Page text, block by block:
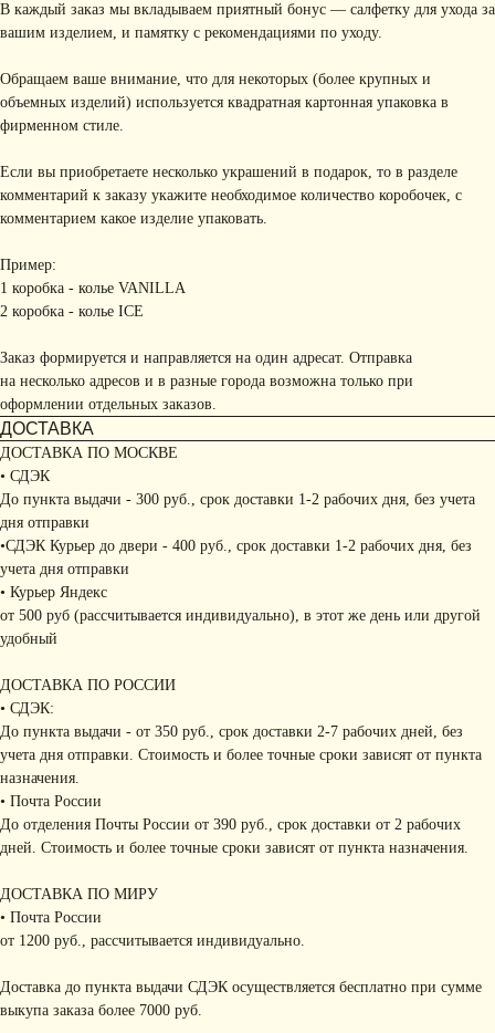
В каждый заказ мы вкладываем приятный бонус — салфетку для ухода за
вашим изделием, и памятку с рекомендациями по уходу.
Обращаем ваше внимание, что для некоторых (более крупных и
объемных изделий) используется квадратная картонная упаковка в
фирменном стиле.
Если вы приобретаете несколько украшений в подарок, то в разделе
комментарий к заказу укажите необходимое количество коробочек, с
комментарием какое изделие упаковать.
Пример:
1 коробка - колье VANILLA
2 коробка - колье ICE
Заказ формируется и направляется на один адресат. Отправка
на несколько адресов и в разные города возможна только при
оформлении отдельных заказов.
ДОСТАВКА
ДОСТАВКА ПО МОСКВЕ
• СДЭК
До пункта выдачи - 300 руб., срок доставки 1-2 рабочих дня, без учета
дня отправки
•СДЭК Курьер до двери - 400 руб., срок доставки 1-2 рабочих дня, без
учета дня отправки
• Курьер Яндекс
от 500 руб (рассчитывается индивидуально), в этот же день или другой
удобный
ДОСТАВКА ПО РОССИИ
• СДЭК:
До пункта выдачи - от 350 руб., срок доставки 2-7 рабочих дней, без
учета дня отправки. Стоимость и более точные сроки зависят от пункта
назначения.
• Почта России
До отделения Почты России от 390 руб., срок доставки от 2 рабочих
дней. Стоимость и более точные сроки зависят от пункта назначения.
ДОСТАВКА ПО МИРУ
• Почта России
от 1200 руб., рассчитывается индивидуально.
Доставка до пункта выдачи СДЭК осуществляется бесплатно при сумме
выкупа заказа более 7000 руб.